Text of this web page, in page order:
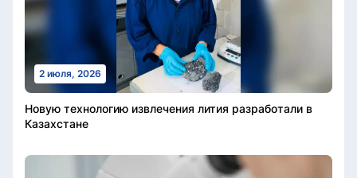
2 июля, 2026
Новую технологию извлечения лития разработали в
Казахстане